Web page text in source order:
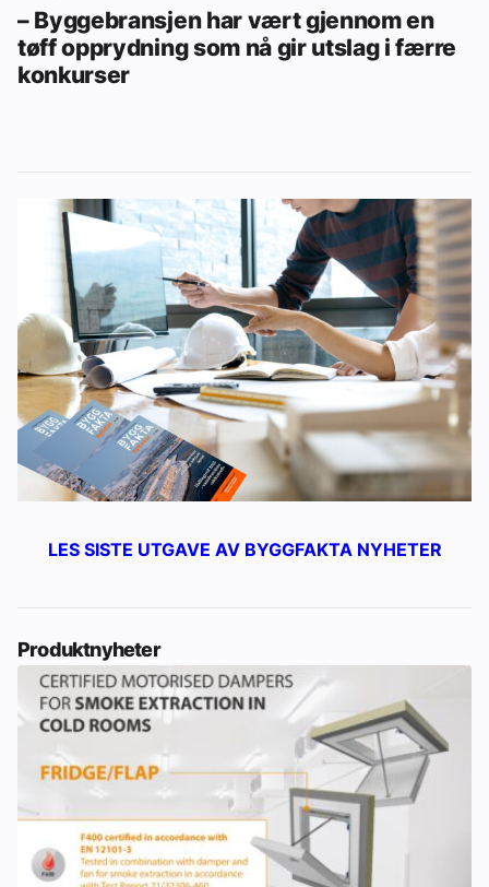
– Byggebransjen har vært gjennom en
tøff opprydning som nå gir utslag i færre
konkurser
LES SISTE UTGAVE AV BYGGFAKTA NYHETER
Produktnyheter